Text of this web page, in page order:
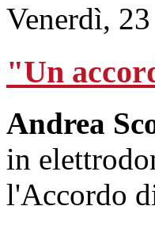
Venerdì,
"Un
Andrea
in
l'Accordo